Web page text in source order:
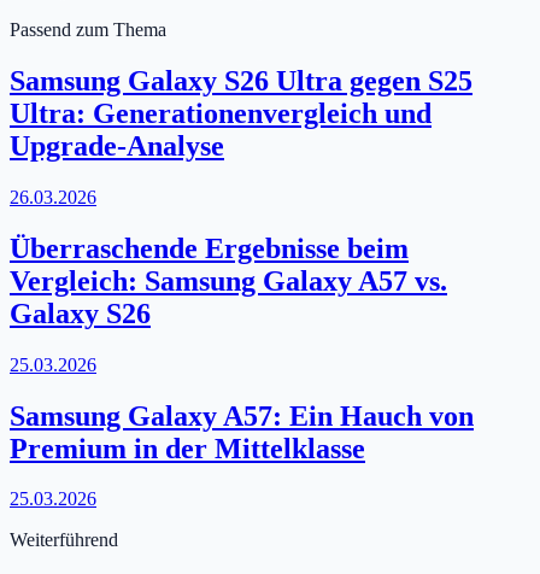
Passend zum Thema
Samsung Galaxy S26 Ultra gegen S25
Ultra: Generationenvergleich und
Upgrade-Analyse
26.03.2026
Überraschende Ergebnisse beim
Vergleich: Samsung Galaxy A57 vs.
Galaxy S26
25.03.2026
Samsung Galaxy A57: Ein Hauch von
Premium in der Mittelklasse
25.03.2026
Weiterführend